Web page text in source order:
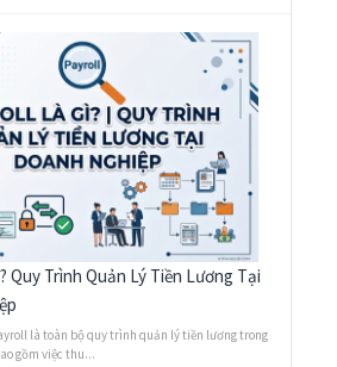
Quy Trình Quản Lý Tiền Lương Tại
là toàn bộ quy trình quản lý tiền lương trong
gồm việc thu...